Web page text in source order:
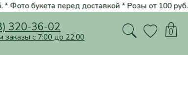
* Розы от 100 руб. * Стильные букеты и
22:00